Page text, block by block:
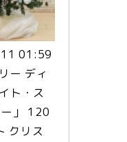
01:59
ー ディ
ト・ス
」 120
クリス